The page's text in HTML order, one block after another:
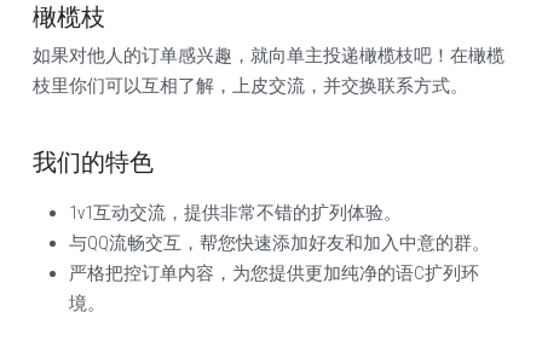
橄榄枝
如果对他人的订单感兴趣，就向单主投递橄榄枝吧！在橄榄
枝里你们可以互相了解，上皮交流，并交换联系方式。
我们的特色
1v1互动交流，提供非常不错的扩列体验。
与QQ流畅交互，帮您快速添加好友和加入中意的群。
严格把控订单内容，为您提供更加纯净的语C扩列环
境。